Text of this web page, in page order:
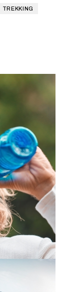
TREKKING